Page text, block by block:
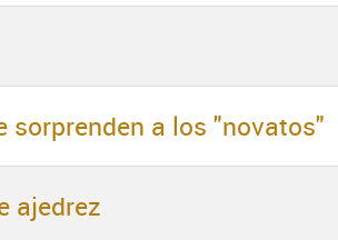
sorprenden a los "novatos"
ajedrez